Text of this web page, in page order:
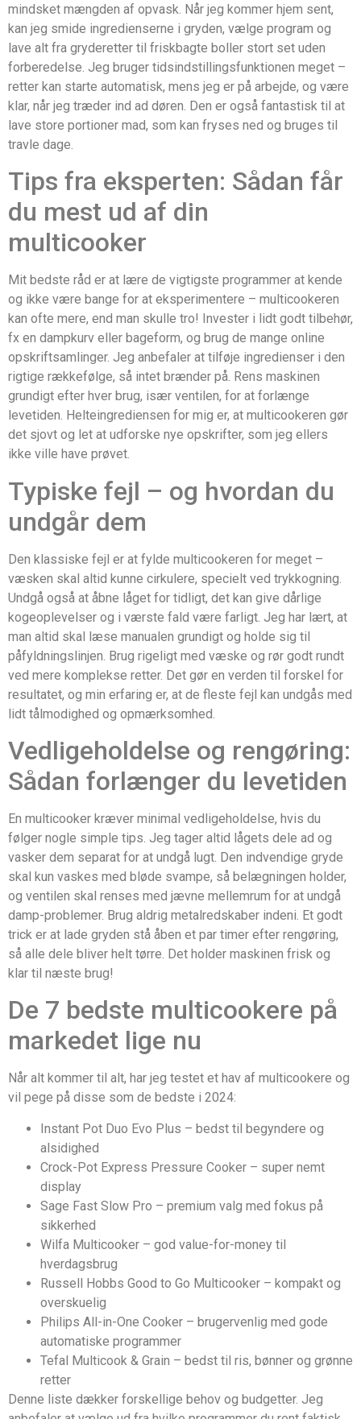
mindsket mængden af opvask. Når jeg kommer hjem sent,
kan jeg smide ingredienserne i gryden, vælge program og
lave alt fra gryderetter til friskbagte boller stort set uden
forberedelse. Jeg bruger tidsindstillingsfunktionen meget –
retter kan starte automatisk, mens jeg er på arbejde, og være
klar, når jeg træder ind ad døren. Den er også fantastisk til at
lave store portioner mad, som kan fryses ned og bruges til
travle dage.
Tips fra eksperten: Sådan får
du mest ud af din
multicooker
Mit bedste råd er at lære de vigtigste programmer at kende
og ikke være bange for at eksperimentere – multicookeren
kan ofte mere, end man skulle tro! Invester i lidt godt tilbehør,
fx en dampkurv eller bageform, og brug de mange online
opskriftsamlinger. Jeg anbefaler at tilføje ingredienser i den
rigtige rækkefølge, så intet brænder på. Rens maskinen
grundigt efter hver brug, især ventilen, for at forlænge
levetiden. Helteingrediensen for mig er, at multicookeren gør
det sjovt og let at udforske nye opskrifter, som jeg ellers
ikke ville have prøvet.
Typiske fejl – og hvordan du
undgår dem
Den klassiske fejl er at fylde multicookeren for meget –
væsken skal altid kunne cirkulere, specielt ved trykkogning.
Undgå også at åbne låget for tidligt, det kan give dårlige
kogeoplevelser og i værste fald være farligt. Jeg har lært, at
man altid skal læse manualen grundigt og holde sig til
påfyldningslinjen. Brug rigeligt med væske og rør godt rundt
ved mere komplekse retter. Det gør en verden til forskel for
resultatet, og min erfaring er, at de fleste fejl kan undgås med
lidt tålmodighed og opmærksomhed.
Vedligeholdelse og rengøring:
Sådan forlænger du levetiden
En multicooker kræver minimal vedligeholdelse, hvis du
følger nogle simple tips. Jeg tager altid lågets dele ad og
vasker dem separat for at undgå lugt. Den indvendige gryde
skal kun vaskes med bløde svampe, så belægningen holder,
og ventilen skal renses med jævne mellemrum for at undgå
damp-problemer. Brug aldrig metalredskaber indeni. Et godt
trick er at lade gryden stå åben et par timer efter rengøring,
så alle dele bliver helt tørre. Det holder maskinen frisk og
klar til næste brug!
De 7 bedste multicookere på
markedet lige nu
Når alt kommer til alt, har jeg testet et hav af multicookere og
vil pege på disse som de bedste i 2024:
Instant Pot Duo Evo Plus – bedst til begyndere og
alsidighed
Crock-Pot Express Pressure Cooker – super nemt
display
Sage Fast Slow Pro – premium valg med fokus på
sikkerhed
Wilfa Multicooker – god value-for-money til
hverdagsbrug
Russell Hobbs Good to Go Multicooker – kompakt og
overskuelig
Philips All-in-One Cooker – brugervenlig med gode
automatiske programmer
Tefal Multicook & Grain – bedst til ris, bønner og grønne
retter
Denne liste dækker forskellige behov og budgetter. Jeg